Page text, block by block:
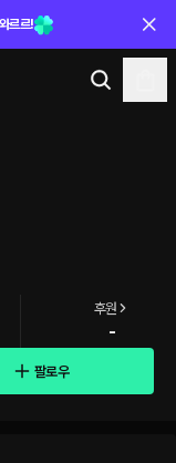
르르!
후원
-
팔로우